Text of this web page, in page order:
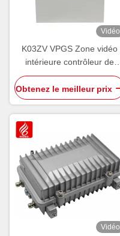
Vidéo
K03ZV VPGS Zone vidéo
intérieure contrôleur de
caméra Licence LPR
reconnue
Obtenez le meilleur prix
Vidéo